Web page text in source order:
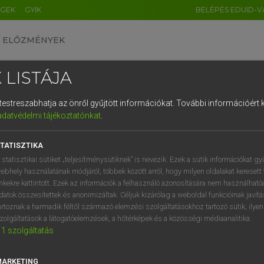
GYIK BELÉPÉS EDUID-
ELŐZMÉNYEK
egyetemes nagyszótár
VAN ELŐFIZETÉSED?
megtekintéséhez.
LISTÁJA
az önről gyűjtött információkat. További információért
tájékoztatónkat.
statisztikai sütiket „teljesítménysütiknek” is nevezik. Ezek a sütik információkat
használatának módjáról, többek között arról, hogy milyen oldalakat keresett
kattintott. Ezek az információk a felhasználó azonosítására nem
összesítettek és anonimizáltak. Céljuk kizárólag a weboldal funkcióinak
a harmadik féltől származó elemzési szolgáltatásokhoz tartozó sütik;
a látogatóelemzések, a hőtérképek és a közösségi médiaanalitika.
1 szolgáltatás
DE CN FR ES IT NL
1 2 3 4 5 6 7 8 9
q w e r t z u i
a s d f g h j k l é
í y x c v b n m , .